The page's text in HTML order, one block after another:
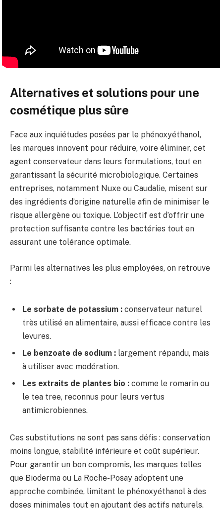
Alternatives et solutions pour une
cosmétique plus sûre
Face aux inquiétudes posées par le phénoxyéthanol,
les marques innovent pour réduire, voire éliminer, cet
agent conservateur dans leurs formulations, tout en
garantissant la sécurité microbiologique. Certaines
entreprises, notamment Nuxe ou Caudalie, misent sur
des ingrédients d’origine naturelle afin de minimiser le
risque allergène ou toxique. L’objectif est d’offrir une
protection suffisante contre les bactéries tout en
assurant une tolérance optimale.
Parmi les alternatives les plus employées, on retrouve
:
Le sorbate de potassium : conservateur naturel
très utilisé en alimentaire, aussi efficace contre les
levures.
Le benzoate de sodium : largement répandu, mais
à utiliser avec modération.
Les extraits de plantes bio : comme le romarin ou
le tea tree, reconnus pour leurs vertus
antimicrobiennes.
Ces substitutions ne sont pas sans défis : conservation
moins longue, stabilité inférieure et coût supérieur.
Pour garantir un bon compromis, les marques telles
que Bioderma ou La Roche-Posay adoptent une
approche combinée, limitant le phénoxyéthanol à des
doses minimales tout en ajoutant des actifs naturels.